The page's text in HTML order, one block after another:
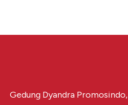
Gedung Dyandra Promosindo,